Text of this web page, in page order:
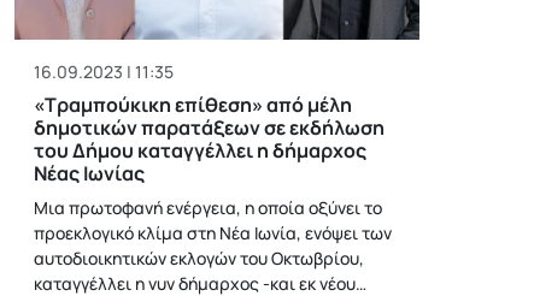
16.09.2023 | 11:35
«Τραμπούκικη επίθεση» από μέλη
δημοτικών παρατάξεων σε εκδήλωση
του Δήμου καταγγέλλει η δήμαρχος
Νέας Ιωνίας
Μια πρωτοφανή ενέργεια, η οποία οξύνει το
προεκλογικό κλίμα στη Νέα Ιωνία, ενόψει των
αυτοδιοικητικών εκλογών του Οκτωβρίου,
καταγγέλλει η νυν δήμαρχος -και εκ νέου…